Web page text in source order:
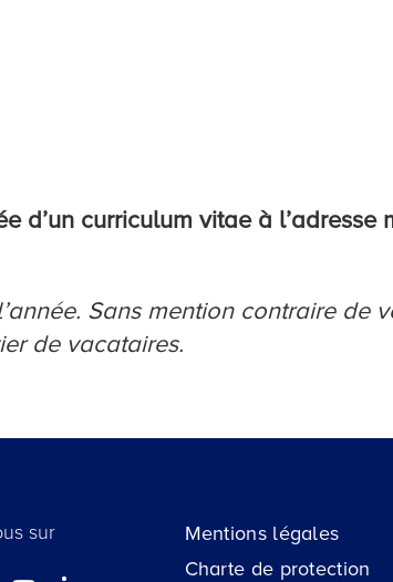
d’un curriculum vitae à l’adresse
Sans mention contraire de
de vacataires.
sur
Mentions légales
Charte de protection